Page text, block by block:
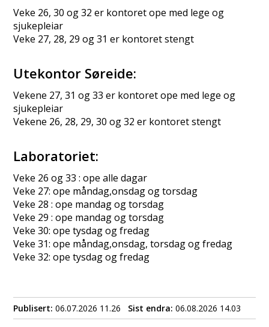
Veke 26, 30 og 32 er kontoret ope med lege og
sjukepleiar
Veke 27, 28, 29 og 31 er kontoret stengt
Utekontor Søreide:
Vekene 27, 31 og 33 er kontoret ope med lege og
sjukepleiar
Vekene 26, 28, 29, 30 og 32 er kontoret stengt
Laboratoriet:
Veke 26 og 33 : ope alle dagar
Veke 27: ope måndag,onsdag og torsdag
Veke 28 : ope mandag og torsdag
Veke 29 : ope mandag og torsdag
Veke 30: ope tysdag og fredag
Veke 31: ope måndag,onsdag, torsdag og fredag
Veke 32: ope tysdag og fredag
Publisert 06.07.2026 11.26 Sist endra 06.08.2026 14.03